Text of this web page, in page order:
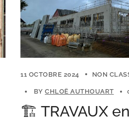
11 OCTOBRE 2024 NON
BY CHLOË AUTHOUART
🏗 TRAVAUX